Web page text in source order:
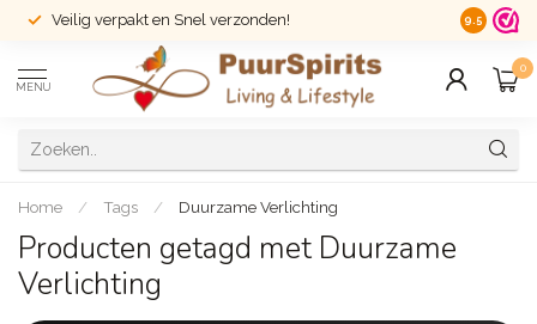
Veilig verpakt en Snel verzonden! 14 dagen
9.5
MENU
0
Home / Tags / Duurzame Verlichting
Producten getagd met Duurzame
Verlichting